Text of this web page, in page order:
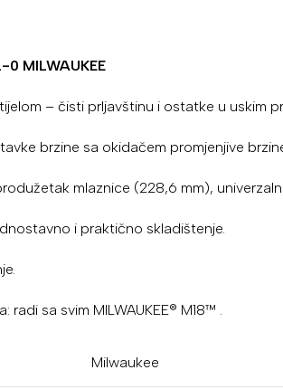
0 MILWAUKEE
– čisti prljavštinu i ostatke u uskim
brzine sa okidačem promjenjive
mlaznice (228,6 mm),
i praktično skladištenje.
radi sa svim MILWAUKEE® M18™ .
Milwaukee